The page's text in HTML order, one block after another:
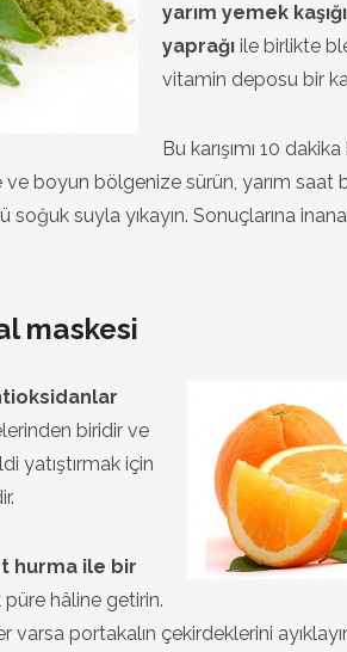
yarım yemek
yaprağı ile birlikte
vitamin deposu bir
Bu karışımı 10
boyun bölgenize sürün, yarım saat
suyla yıkayın. Sonuçlarına
maskesi
biridir ve
yatıştırmak için
hurma ile bir
püre hâline getirin.
varsa portakalın çekirdeklerini